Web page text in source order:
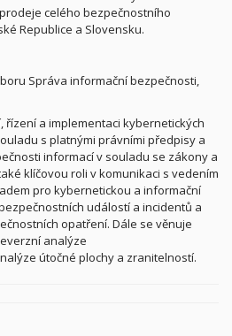
celého bezpečnostního
Republice a Slovensku.
Správa informační bezpečnosti,
řízení a implementaci kybernetických
s platnými právními předpisy a
informací v souladu se zákony a
klíčovou roli v komunikaci s vedením
pro kybernetickou a informační
událostí a incidentů a
opatření. Dále se věnuje
analýze
útočné plochy a zranitelností.